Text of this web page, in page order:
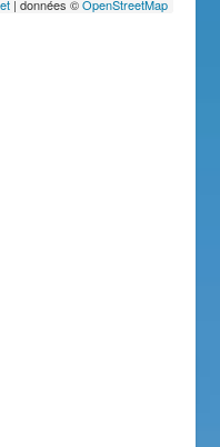
| données ©OpenStreetMap